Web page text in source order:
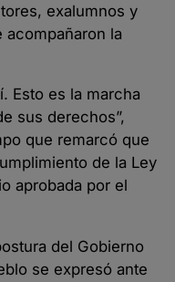
exalumnos y
la
Esto es la marcha
sus derechos”,
que remarcó que
de la Ley
aprobada por el
del Gobierno
se expresó ante